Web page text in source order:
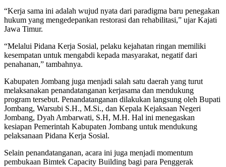
“Kerja sama ini adalah wujud nyata dari paradigma baru penegakan
hukum yang mengedepankan restorasi dan rehabilitasi,” ujar Kajati
Jawa Timur.
“Melalui Pidana Kerja Sosial, pelaku kejahatan ringan memiliki
kesempatan untuk mengabdi kepada masyarakat, negatif dari
penahanan,” tambahnya.
Kabupaten Jombang juga menjadi salah satu daerah yang turut
melaksanakan penandatanganan kerjasama dan mendukung
program tersebut. Penandatanganan dilakukan langsung oleh Bupati
Jombang, Warsubi S.H., M.Si., dan Kepala Kejaksaan Negeri
Jombang, Dyah Ambarwati, S.H, M.H. Hal ini menegaskan
kesiapan Pemerintah Kabupaten Jombang untuk mendukung
pelaksanaan Pidana Kerja Sosial.
Selain penandatanganan, acara ini juga menjadi momentum
pembukaan Bimtek Capacity Building bagi para Penggerak